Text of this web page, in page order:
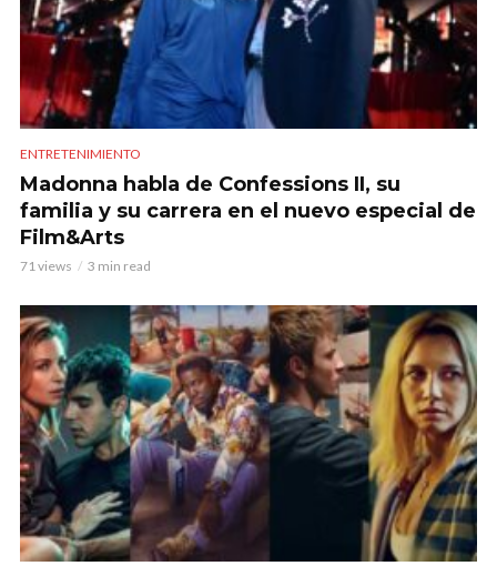
ENTRETENIMIENTO
Madonna habla de Confessions II, su
familia y su carrera en el nuevo especial de
Film&Arts
71 views 3 min read